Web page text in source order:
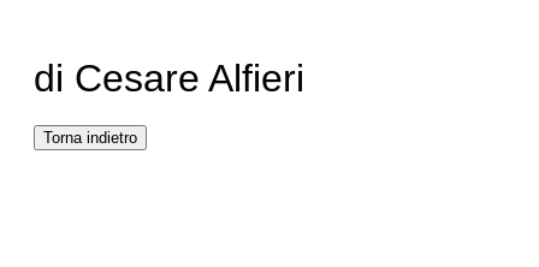
di Cesare Alfieri